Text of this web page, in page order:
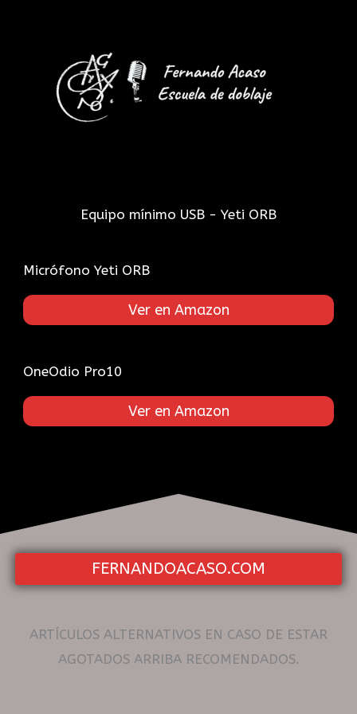
Equipo mínimo USB - Yeti ORB
Micrófono Yeti ORB
Ver en Amazon
OneOdio Pro10
Ver en Amazon
FERNANDOACASO.COM
ARTÍCULOS ALTERNATIVOS EN CASO DE ESTAR
AGOTADOS ARRIBA RECOMENDADOS.